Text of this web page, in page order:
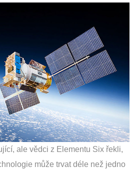
ale vědci z Elementu Six řekli,
může trvat déle než jedno